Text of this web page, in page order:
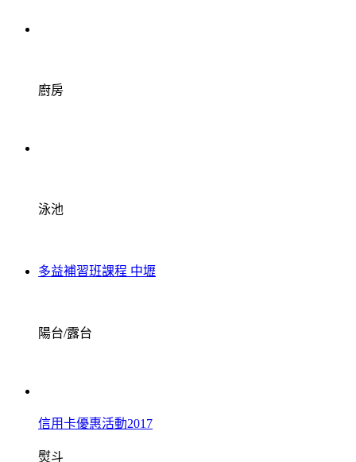
廚房
泳池
多益補習班課程 中壢
陽台/露台
信用卡優惠活動2017
熨斗